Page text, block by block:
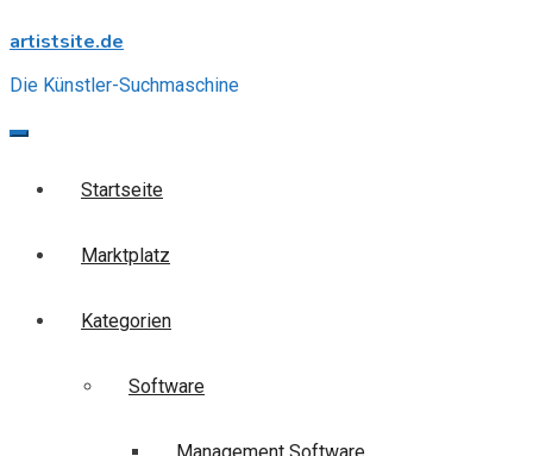
to
artistsite.de
Die Künstler-Suchmaschine
Startseite
Marktplatz
Kategorien
Software